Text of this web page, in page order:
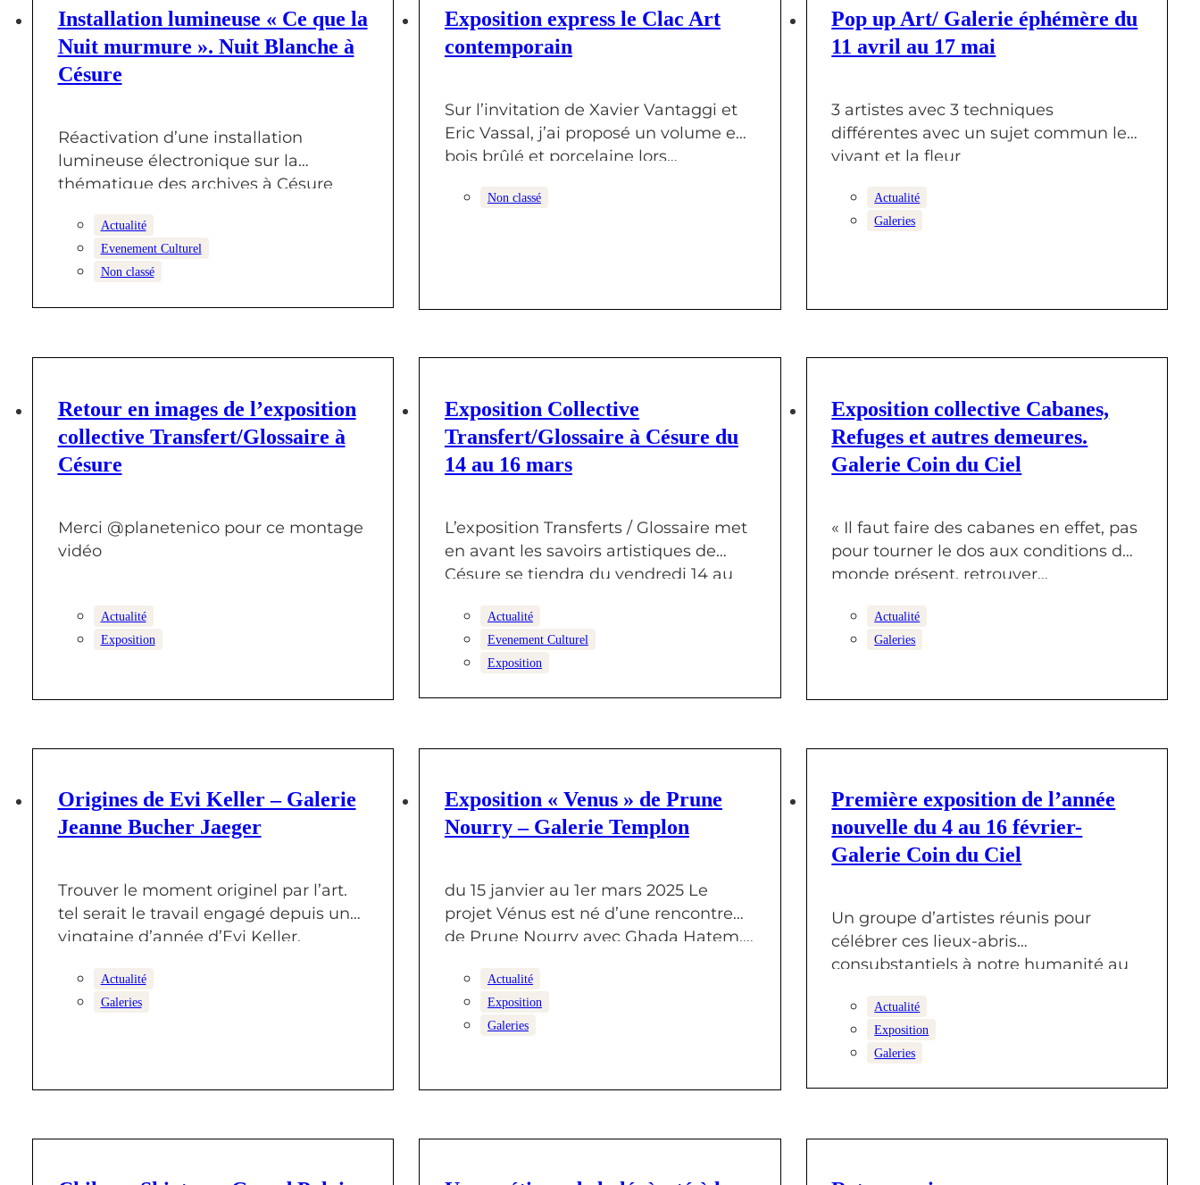
Installation lumineuse « Ce que la
Nuit murmure ». Nuit Blanche à
Césure
Réactivation d’une installation
lumineuse électronique sur la
thématique des archives à Césure
Actualité
Evenement Culturel
Non classé
Exposition express le Clac Art
contemporain
Sur l’invitation de Xavier Vantaggi et
Eric Vassal, j’ai proposé un volume en
bois brûlé et porcelaine lors…
Non classé
Pop up Art/ Galerie éphémère du
11 avril au 17 mai
3 artistes avec 3 techniques
différentes avec un sujet commun le
vivant et la fleur
Actualité
Galeries
Retour en images de l’exposition
collective Transfert/Glossaire à
Césure
Merci @planetenico pour ce montage
vidéo
Actualité
Exposition
Exposition Collective
Transfert/Glossaire à Césure du
14 au 16 mars
L’exposition Transferts / Glossaire met
en avant les savoirs artistiques de
Césure se tiendra du vendredi 14 au
Actualité
Evenement Culturel
Exposition
Exposition collective Cabanes,
Refuges et autres demeures.
Galerie Coin du Ciel
« Il faut faire des cabanes en effet, pas
pour tourner le dos aux conditions du
monde présent, retrouver…
Actualité
Galeries
Origines de Evi Keller – Galerie
Jeanne Bucher Jaeger
Trouver le moment originel par l’art.
tel serait le travail engagé depuis une
vingtaine d’année d’Evi Keller.
Actualité
Galeries
Exposition « Venus » de Prune
Nourry – Galerie Templon
du 15 janvier au 1er mars 2025 Le
projet Vénus est né d’une rencontre
de Prune Nourry avec Ghada Hatem,…
Actualité
Exposition
Galeries
Première exposition de l’année
nouvelle du 4 au 16 février-
Galerie Coin du Ciel
Un groupe d’artistes réunis pour
célébrer ces lieux-abris
consubstantiels à notre humanité au
mêlant:…
Actualité
Exposition
Galeries